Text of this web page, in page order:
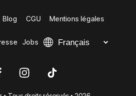
Blog CGU Mentions légales
Jobs